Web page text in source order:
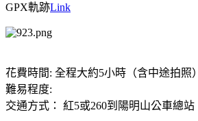
GPX軌跡Link
花費時間: 全程大約5小時（含中途拍照）
難易程度:
交通方式： 紅5或260到陽明山公車總站